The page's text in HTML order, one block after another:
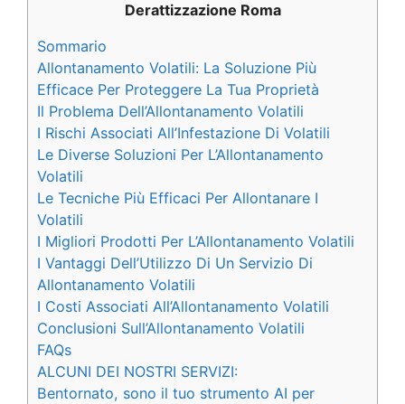
Derattizzazione Roma
Sommario
Allontanamento Volatili: La Soluzione Più
Efficace Per Proteggere La Tua Proprietà
Il Problema Dell’Allontanamento Volatili
I Rischi Associati All’Infestazione Di Volatili
Le Diverse Soluzioni Per L’Allontanamento
Volatili
Le Tecniche Più Efficaci Per Allontanare I
Volatili
I Migliori Prodotti Per L’Allontanamento Volatili
I Vantaggi Dell’Utilizzo Di Un Servizio Di
Allontanamento Volatili
I Costi Associati All’Allontanamento Volatili
Conclusioni Sull’Allontanamento Volatili
FAQs
ALCUNI DEI NOSTRI SERVIZI:
Bentornato, sono il tuo strumento AI per